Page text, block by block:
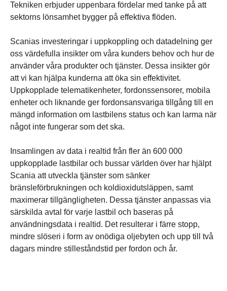
Tekniken erbjuder uppenbara fördelar med tanke på att
sektorns lönsamhet bygger på effektiva flöden.
Scanias investeringar i uppkoppling och datadelning ger
oss värdefulla insikter om våra kunders behov och hur de
använder våra produkter och tjänster. Dessa insikter gör
att vi kan hjälpa kunderna att öka sin effektivitet.
Uppkopplade telematikenheter, fordonssensorer, mobila
enheter och liknande ger fordonsansvariga tillgång till en
mängd information om lastbilens status och kan larma när
något inte fungerar som det ska.
Insamlingen av data i realtid från fler än 600 000
uppkopplade lastbilar och bussar världen över har hjälpt
Scania att utveckla tjänster som sänker
bränsleförbrukningen och koldioxidutsläppen, samt
maximerar tillgängligheten. Dessa tjänster anpassas via
särskilda avtal för varje lastbil och baseras på
användningsdata i realtid. Det resulterar i färre stopp,
mindre slöseri i form av onödiga oljebyten och upp till två
dagars mindre stilleståndstid per fordon och år.
Bränsleeffektivitet
Sänk bränslekostnaderna och öka prestandan – upptäck hur
Scanias precisionskonstruerade lastbilar, motorer och
smarta verktyg för fordonsparker maximerar
Tillgänglighet
Anpassade tjänster håller dig på vägen. Läs mer om våra
tillgänglighetstjänster och hur vi kan skräddarsy en lösning
Uppkoppling
Digitala uppkopplingsmöjligheter och datadelning är viktiga
faktorer inom hållbara transporter. Genom att tillåta
samordning och kontroll av hela system kan uppkopplade
och självkörande fordon öka effektiviteten och säkerheten
Trafiksäkerhet
Vi på Scania arbetar kontinuerligt med att förbättra
säkerheten hos våra fordon – både för våra förare och
Säkerhetssystem för framtiden
Scanias digitala instrumentpanel (Smart Dash) är porten till
den smarta teknik som gör Scanias lastbilar och bussar
Förnybara bränslen
Förnybara drivmedel kan avsevärt minska utsläppen på ett
kostnadseffektivt sätt samtidigt som de ger ytterligare